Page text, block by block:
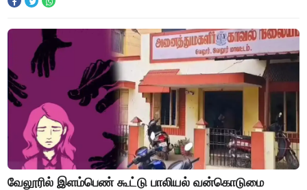
வேலூரில் இளம்பெண் கூட்டு பாலியல் வன்கொடுமை